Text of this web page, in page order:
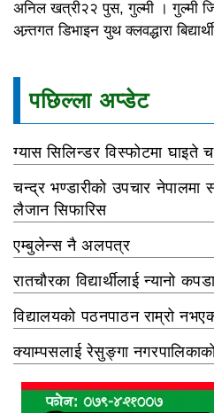
अनिल खत्री२२ पुस, गुल्मी । गुल्मी
अन्र्तगत डिभाइन युथ क्लवद्धारा
पछिल्ला अप्डेट
ग्यास सिलिन्डर विस्फोटमा घाइते
चन्द्र भण्डारीको उपचार
लैजान सिफारिस
एम्बुलेन्स नै अलपत्र
रातचौरका विद्यार्थीलाई न्यानो
विद्यालयको पठनपाठन राम्रो
क्याम्पसलाई रेसुङ्गा